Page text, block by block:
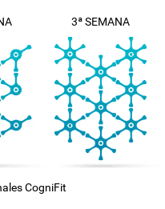
3ª SEMANA
CogniFit